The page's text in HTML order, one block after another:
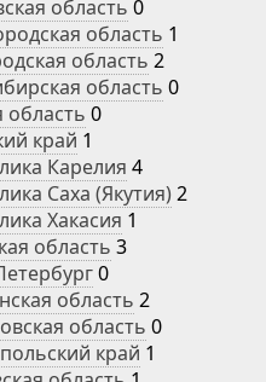
область 0
область 1
область 2
область 0
область 0
край 1
Карелия 4
Саха (Якутия) 2
Хакасия 1
область 3
0
область 2
область 0
край 1